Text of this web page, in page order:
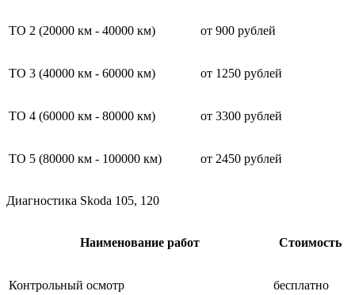
ТО 2 (20000 км - 40000 км) от 900 рублей
ТО 3 (40000 км - 60000 км) от 1250 рублей
ТО 4 (60000 км - 80000 км) от 3300 рублей
ТО 5 (80000 км - 100000 км) от 2450 рублей
Диагностика Skoda 105, 120
Наименование работ Стоимость
Контрольный осмотр бесплатно